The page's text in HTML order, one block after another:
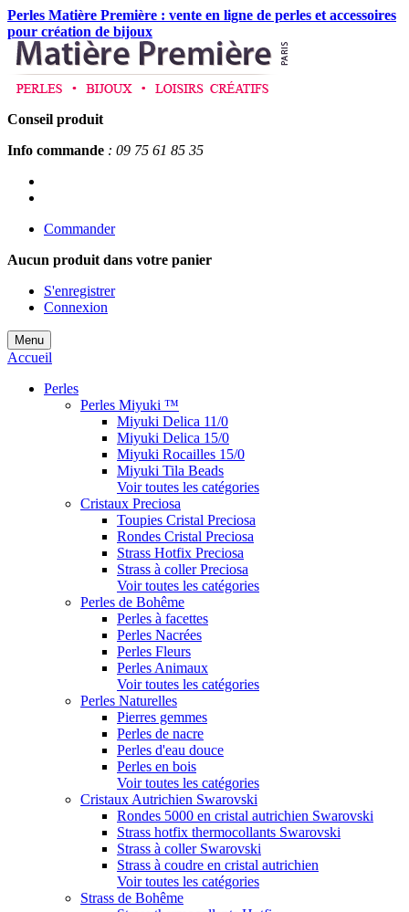
Perles Matière Première : vente en ligne de perles et accessoires
pour création de bijoux
Conseil produit
Info commande : 09 75 61 85 35
Commander
Aucun produit dans votre panier
S'enregistrer
Connexion
Menu
Accueil
Perles
Perles Miyuki ™
Miyuki Delica 11/0
Miyuki Delica 15/0
Miyuki Rocailles 15/0
Miyuki Tila Beads
Voir toutes les catégories
Cristaux Preciosa
Toupies Cristal Preciosa
Rondes Cristal Preciosa
Strass Hotfix Preciosa
Strass à coller Preciosa
Voir toutes les catégories
Perles de Bohême
Perles à facettes
Perles Nacrées
Perles Fleurs
Perles Animaux
Voir toutes les catégories
Perles Naturelles
Pierres gemmes
Perles de nacre
Perles d'eau douce
Perles en bois
Voir toutes les catégories
Cristaux Autrichien Swarovski
Rondes 5000 en cristal autrichien Swarovski
Strass hotfix thermocollants Swarovski
Strass à coller Swarovski
Strass à coudre en cristal autrichien
Voir toutes les catégories
Strass de Bohême